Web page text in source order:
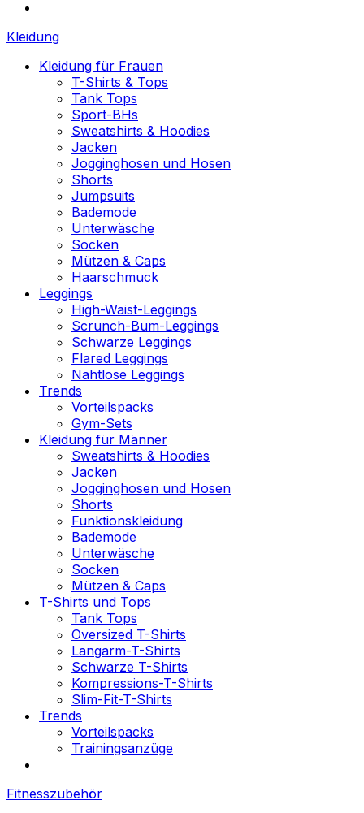
Kleidung
Kleidung für Frauen
T-Shirts & Tops
Tank Tops
Sport-BHs
Sweatshirts & Hoodies
Jacken
Jogginghosen und Hosen
Shorts
Jumpsuits
Bademode
Unterwäsche
Socken
Mützen & Caps
Haarschmuck
Leggings
High-Waist-Leggings
Scrunch-Bum-Leggings
Schwarze Leggings
Flared Leggings
Nahtlose Leggings
Trends
Vorteilspacks
Gym-Sets
Kleidung für Männer
Sweatshirts & Hoodies
Jacken
Jogginghosen und Hosen
Shorts
Funktionskleidung
Bademode
Unterwäsche
Socken
Mützen & Caps
T-Shirts und Tops
Tank Tops
Oversized T-Shirts
Langarm-T-Shirts
Schwarze T-Shirts
Kompressions-T-Shirts
Slim-Fit-T-Shirts
Trends
Vorteilspacks
Trainingsanzüge
Fitnesszubehör